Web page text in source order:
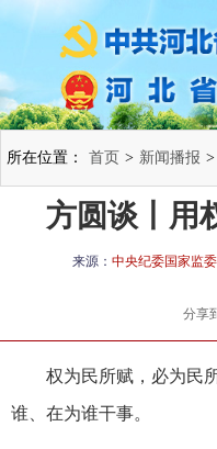
所在位置： 首页 > 新闻播报 >
方圆谈丨用
来源： 中央纪委国家监
分享
权为民所赋，必为民
谁、在为谁干事。